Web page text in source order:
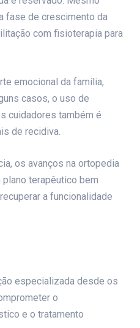
fase de crescimento da
com fisioterapia para
emocional da família,
casos, o uso de
cuidadores também é
de recidiva.
os avanços na ortopedia
terapêutico bem
a funcionalidade
especializada desde os
o
e o tratamento